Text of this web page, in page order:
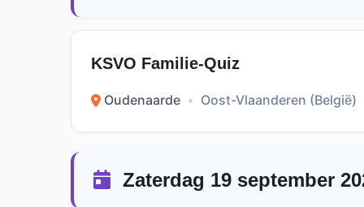
KSVO Familie-Quiz
Oudenaarde • Oost-Vlaanderen (België)
Zaterdag 19 september